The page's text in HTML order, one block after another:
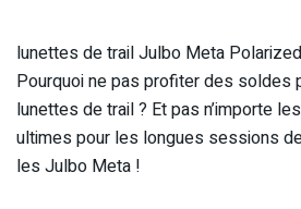
lunettes de trail Julbo Meta
Pourquoi ne pas profiter des soldes
lunettes de trail ? Et pas n’importe
ultimes pour les longues sessions
les Julbo Meta !